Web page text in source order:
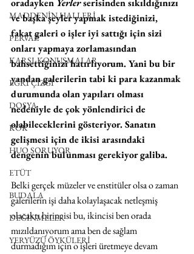
MADDENİN HALLERİ
PERVAZ
KARŞI-KONUŞMALAR
EĞRİ ÇİZGİ
DOSYA
KÖK
HUO SORUYOR
ETÜT
BUDALA
DEĞİNMELER
YERYÜZÜ ÖYKÜLERİ
oradayken Yerler serisinden sıkıldığınızı
ve başka şeyler yapmak istediğinizi,
fakat galeri o işler iyi sattığı için sizi
onları yapmaya zorlamasından
bahsettiğinizi hatırlıyorum. Yani bu bir
yandan galerilerin tabi ki para kazanmak
durumunda olan yapıları olması
nedeniyle de çok yönlendirici de
olabileceklerini gösteriyor. Sanatın
gelişmesi için de ikisi arasındaki
dengenin bulunması gerekiyor galiba.
Belki gerçek müzeler ve enstitüler olsa o zaman
galerilerin işi daha kolaylaşacak netleşmiş
olacaktı birincisi bu, ikincisi ben orada
mızıldanıyorum ama ben de sağlam
durmadığım için o işleri üretmeye devam